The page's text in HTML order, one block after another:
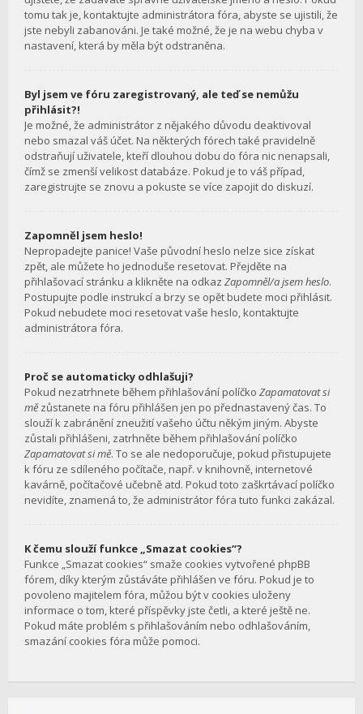
tomu tak je, kontaktujte administrátora fóra, abyste se ujistili, že
jste nebyli zabanováni. Je také možné, že je na webu chyba v
nastavení, která by měla být odstraněna.
Byl jsem ve fóru zaregistrovaný, ale teď se nemůžu
přihlásit?!
Je možné, že administrátor z nějakého důvodu deaktivoval
nebo smazal váš účet. Na některých fórech také pravidelně
odstraňují uživatele, kteří dlouhou dobu do fóra nic nenapsali,
čímž se zmenší velikost databáze. Pokud je to váš případ,
zaregistrujte se znovu a pokuste se více zapojit do diskuzí.
Zapomněl jsem heslo!
Nepropadejte panice! Vaše původní heslo nelze sice získat
zpět, ale můžete ho jednoduše resetovat. Přejděte na
přihlašovací stránku a klikněte na odkaz Zapomněl/a jsem heslo.
Postupujte podle instrukcí a brzy se opět budete moci přihlásit.
Pokud nebudete moci resetovat vaše heslo, kontaktujte
administrátora fóra.
Proč se automaticky odhlašuji?
Pokud nezatrhnete během přihlašování políčko Zapamatovat si
mězůstanete na fóru přihlášen jen po přednastavený čas. To
slouží k zabránění zneužití vašeho účtu někým jiným. Abyste
zůstali přihlášeni, zatrhněte během přihlašování políčko
Zapamatovat si mě. To se ale nedoporučuje, pokud přistupujete
k fóru ze sdíleného počítače, např. v knihovně, internetové
kavárně, počítačové učebně atd. Pokud toto zaškrtávací políčko
nevidíte, znamená to, že administrátor fóra tuto funkci zakázal.
K čemu slouží funkce „Smazat cookies“?
Funkce „Smazat cookies“ smaže cookies vytvořené phpBB
fórem, díky kterým zůstáváte přihlášen ve fóru. Pokud je to
povoleno majitelem fóra, můžou být v cookies uloženy
informace o tom, které příspěvky jste četli, a které ještě ne.
Pokud máte problém s přihlašováním nebo odhlašováním,
smazání cookies fóra může pomoci.